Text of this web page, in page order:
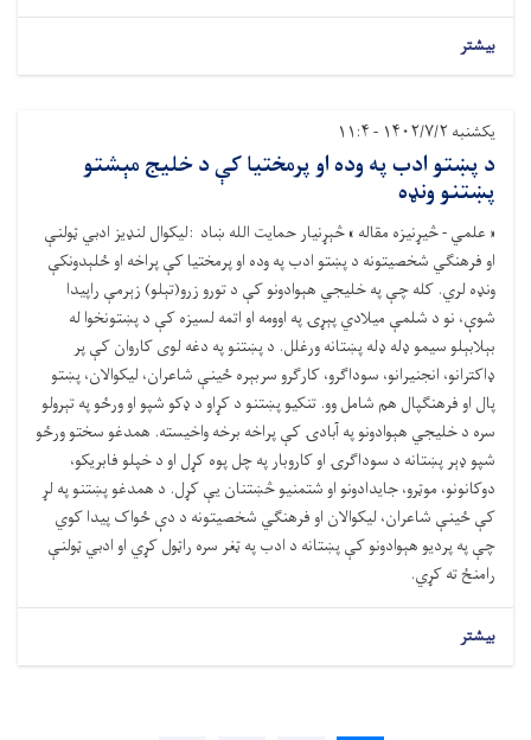
بیشتر
یکشنبه ۱۴۰۲/۷/۲ - ۱۱:۴
د پښتو ادب په وده او پرمختیا کې د خلیج مېشتو
پښتنو ونډه
« علمي - څیړنیزه مقاله » څېړنیار حمایت الله ښاد :لیکوال لنډيز ادبي ټولنې
او فرهنګي شخصیتونه د پښتو ادب په وده او پرمختیا کې پراخه او ځلېدونکې
ونډه لري. کله چې په خليجي هېوادونو کې د تورو زرو(تېلو) زېرمې راپیدا
شوې، نو د شلمې میلادي پېړۍ په اوومه او اتمه لسیزه کې د پښتونخوا له
بېلابېلو سیمو ډله ډله پښتانه ورغلل. د پښتنو په دغه لوی کاروان کې پر
ډاکترانو، انجنیرانو، سوداګرو، کارګرو سربېره ځینې شاعران، لیکوالان، پښتو
پال او فرهنګپال هم شامل وو. تنکیو پښتنو د کړاو د ډکو شپو او ورځو په تېرولو
سره د خلیجي هېوادونو په آبادۍ کې پراخه برخه واخیسته. همدغو سختو ورځو
شپو ډېر پښتانه د سوداګرۍ او کاروبار په چل پوه کړل او د خپلو فابریکو،
دوکانونو، موټرو، جایدادونو او شتمنیو څښتنان یې کړل. د همدغو پښتنو په لړ
کې ځینې شاعران، لیکوالان او فرهنګي شخصیتونه د دې ځواک پیدا کوي
چې په پرديو هېوادونو کې پښتانه د ادب په ټغر سره راټول کړي او ادبي ټولنې
رامنځ ته کړي.
بیشتر